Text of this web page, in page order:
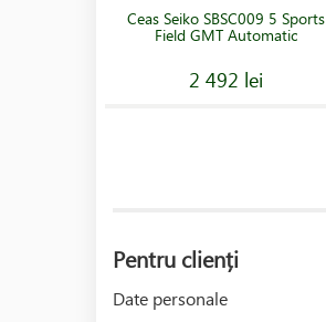
Ceas Seiko SBSC009 5 Sports
Field GMT Automatic
2 492 lei
Pentru clienți
Date personale